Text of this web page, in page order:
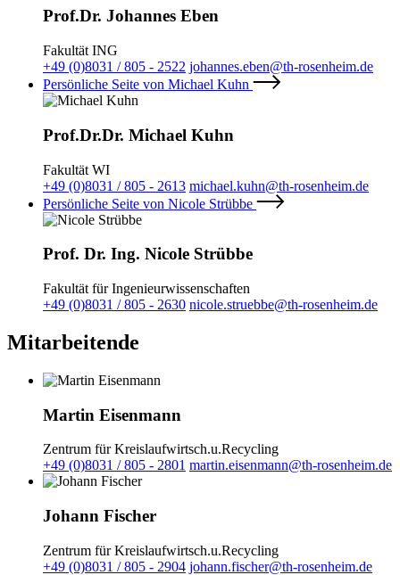
Prof.Dr. Johannes Eben
Fakultät ING
+49 (0)8031 / 805 - 2522 johannes.eben@th-rosenheim.de
Persönliche Seite von Michael Kuhn
Prof.Dr.Dr. Michael Kuhn
Fakultät WI
+49 (0)8031 / 805 - 2613 michael.kuhn@th-rosenheim.de
Persönliche Seite von Nicole Strübbe
Prof. Dr. Ing. Nicole Strübbe
Fakultät für Ingenieurwissenschaften
+49 (0)8031 / 805 - 2630 nicole.struebbe@th-rosenheim.de
Mitarbeitende
Martin Eisenmann
Zentrum für Kreislaufwirtsch.u.Recycling
+49 (0)8031 / 805 - 2801 martin.eisenmann@th-rosenheim.de
Johann Fischer
Zentrum für Kreislaufwirtsch.u.Recycling
+49 (0)8031 / 805 - 2904 johann.fischer@th-rosenheim.de